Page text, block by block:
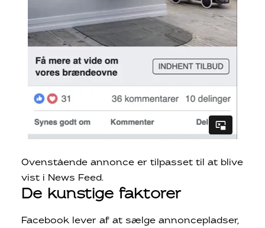
Ovenstående annonce er tilpasset til at blive
vist i News Feed.
De kunstige faktorer
Facebook lever af at sælge annoncepladser,